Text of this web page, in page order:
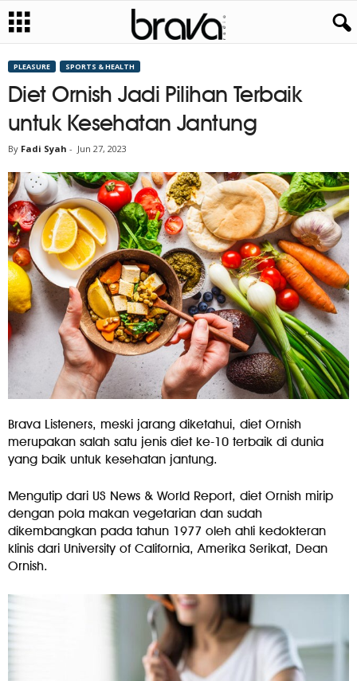
PLEASURE SPORTS & HEALTH
Diet Ornish Jadi Pilihan Terbaik
untuk Kesehatan Jantung
By Fadi Syah - Jun 27, 2023
Brava Listeners, meski jarang diketahui, diet Ornish
merupakan salah satu jenis diet ke-10 terbaik di dunia
yang baik untuk kesehatan jantung.
Mengutip dari US News & World Report, diet Ornish mirip
dengan pola makan vegetarian dan sudah
dikembangkan pada tahun 1977 oleh ahli kedokteran
klinis dari University of California, Amerika Serikat, Dean
Ornish.